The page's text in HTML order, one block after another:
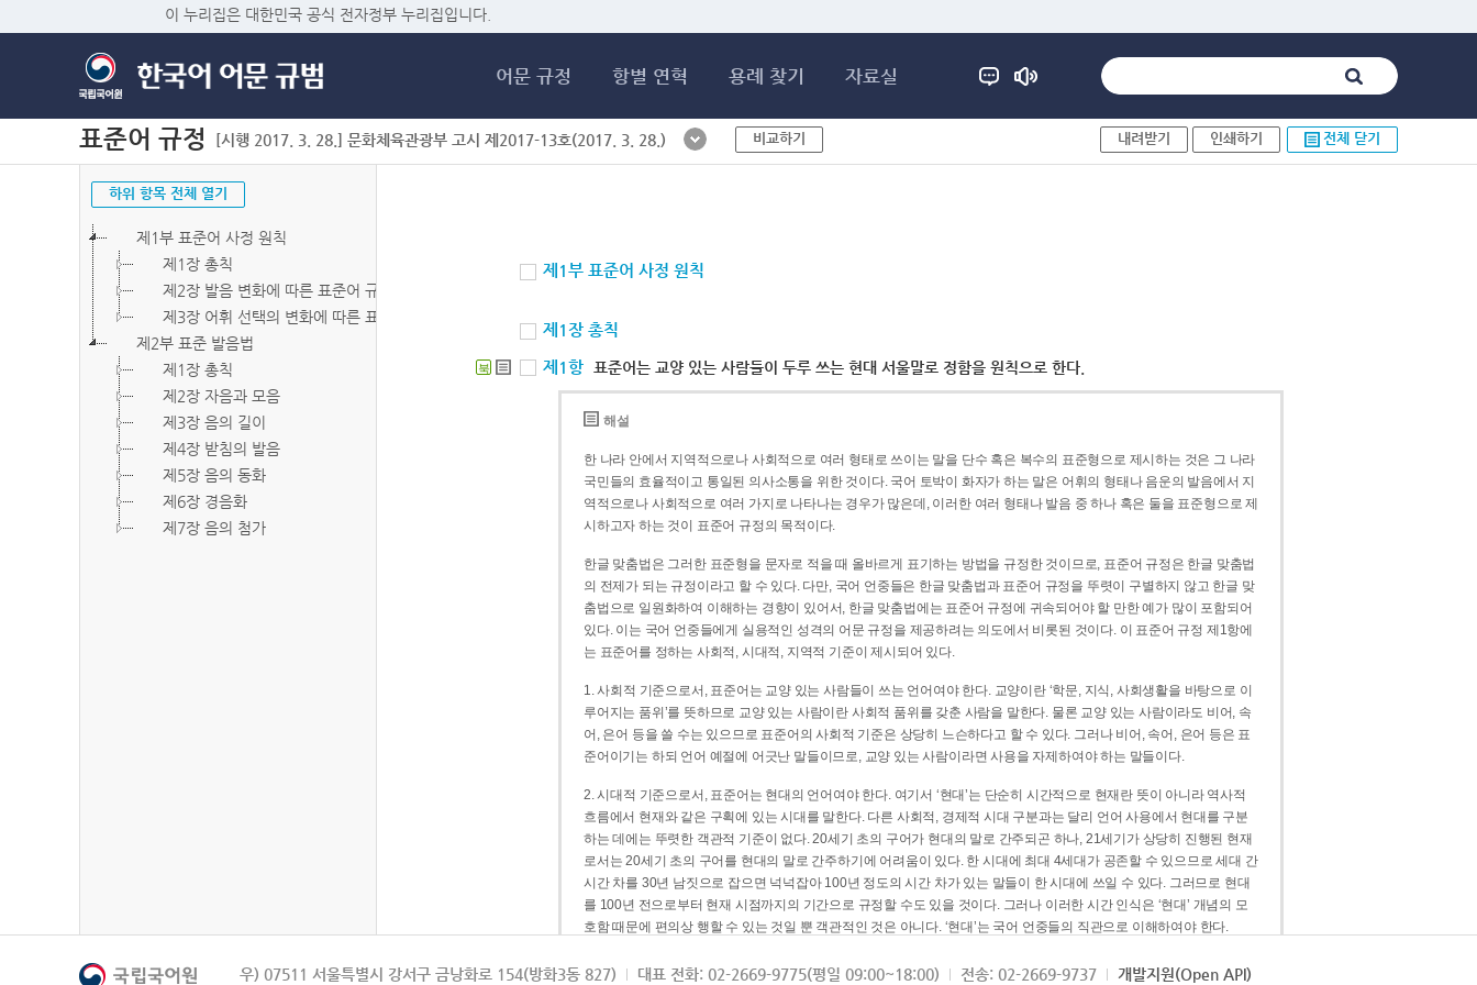
이 누리집은 대한민국 공식 전자정부 누리집입니다.
어문 규정 항별 연혁 용례 찾기 자료실
표준어 규정 [시행 2017. 3. 28.] 문화체육관광부 고시 제2017-13호(2017. 3. 28.) 비교하기 내려받기 인쇄하기 전체 닫기
하위 항목 전체 열기
제1부 표준어 사정 원칙
제1장 총칙
제2장 발음 변화에 따른 표준어 규정
제3장 어휘 선택의 변화에 따른 표준어 규정
제2부 표준 발음법
제1장 총칙
제2장 자음과 모음
제3장 음의 길이
제4장 받침의 발음
제5장 음의 동화
제6장 경음화
제7장 음의 첨가
제1부 표준어 사정 원칙
제1장 총칙
북 제1항 표준어는 교양 있는 사람들이 두루 쓰는 현대 서울말로 정함을 원칙으로 한다.
해설
한 나라 안에서 지역적으로나 사회적으로 여러 형태로 쓰이는 말을 단수 혹은 복수의 표준형으로 제시하는 것은 그 나라
국민들의 효율적이고 통일된 의사소통을 위한 것이다. 국어 토박이 화자가 하는 말은 어휘의 형태나 음운의 발음에서 지
역적으로나 사회적으로 여러 가지로 나타나는 경우가 많은데, 이러한 여러 형태나 발음 중 하나 혹은 둘을 표준형으로 제
시하고자 하는 것이 표준어 규정의 목적이다.
한글 맞춤법은 그러한 표준형을 문자로 적을 때 올바르게 표기하는 방법을 규정한 것이므로, 표준어 규정은 한글 맞춤법
의 전제가 되는 규정이라고 할 수 있다. 다만, 국어 언중들은 한글 맞춤법과 표준어 규정을 뚜렷이 구별하지 않고 한글 맞
춤법으로 일원화하여 이해하는 경향이 있어서, 한글 맞춤법에는 표준어 규정에 귀속되어야 할 만한 예가 많이 포함되어
있다. 이는 국어 언중들에게 실용적인 성격의 어문 규정을 제공하려는 의도에서 비롯된 것이다. 이 표준어 규정 제1항에
는 표준어를 정하는 사회적, 시대적, 지역적 기준이 제시되어 있다.
1. 사회적 기준으로서, 표준어는 교양 있는 사람들이 쓰는 언어여야 한다. 교양이란 ‘학문, 지식, 사회생활을 바탕으로 이
루어지는 품위’를 뜻하므로 교양 있는 사람이란 사회적 품위를 갖춘 사람을 말한다. 물론 교양 있는 사람이라도 비어, 속
어, 은어 등을 쓸 수는 있으므로 표준어의 사회적 기준은 상당히 느슨하다고 할 수 있다. 그러나 비어, 속어, 은어 등은 표
준어이기는 하되 언어 예절에 어긋난 말들이므로, 교양 있는 사람이라면 사용을 자제하여야 하는 말들이다.
2. 시대적 기준으로서, 표준어는 현대의 언어여야 한다. 여기서 ‘현대’는 단순히 시간적으로 현재란 뜻이 아니라 역사적
흐름에서 현재와 같은 구획에 있는 시대를 말한다. 다른 사회적, 경제적 시대 구분과는 달리 언어 사용에서 현대를 구분
하는 데에는 뚜렷한 객관적 기준이 없다. 20세기 초의 구어가 현대의 말로 간주되곤 하나, 21세기가 상당히 진행된 현재
로서는 20세기 초의 구어를 현대의 말로 간주하기에 어려움이 있다. 한 시대에 최대 4세대가 공존할 수 있으므로 세대 간
시간 차를 30년 남짓으로 잡으면 넉넉잡아 100년 정도의 시간 차가 있는 말들이 한 시대에 쓰일 수 있다. 그러므로 현대
를 100년 전으로부터 현재 시점까지의 기간으로 규정할 수도 있을 것이다. 그러나 이러한 시간 인식은 ‘현대’ 개념의 모
호함 때문에 편의상 행할 수 있는 것일 뿐 객관적인 것은 아니다. ‘현대’는 국어 언중들의 직관으로 이해하여야 한다.
3. 지역적 기준으로서, 표준어는 서울말이어야 한다. 이는 표준어의 공용어적 성격을 가장 크게 드러내 주는 기준이다.
우) 07511 서울특별시 강서구 금낭화로 154(방화3동 827) 대표 전화: 02-2669-9775(평일 09:00~18:00) 전송: 02-2669-9737 개발지원(Open API)